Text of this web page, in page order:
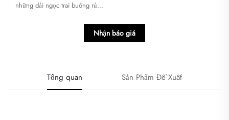
những dải ngọc trai buông rủ...
Nhận báo giá
Tổng quan Sản Phẩm Đề Xuất